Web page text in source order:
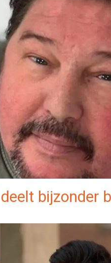
bijzonder